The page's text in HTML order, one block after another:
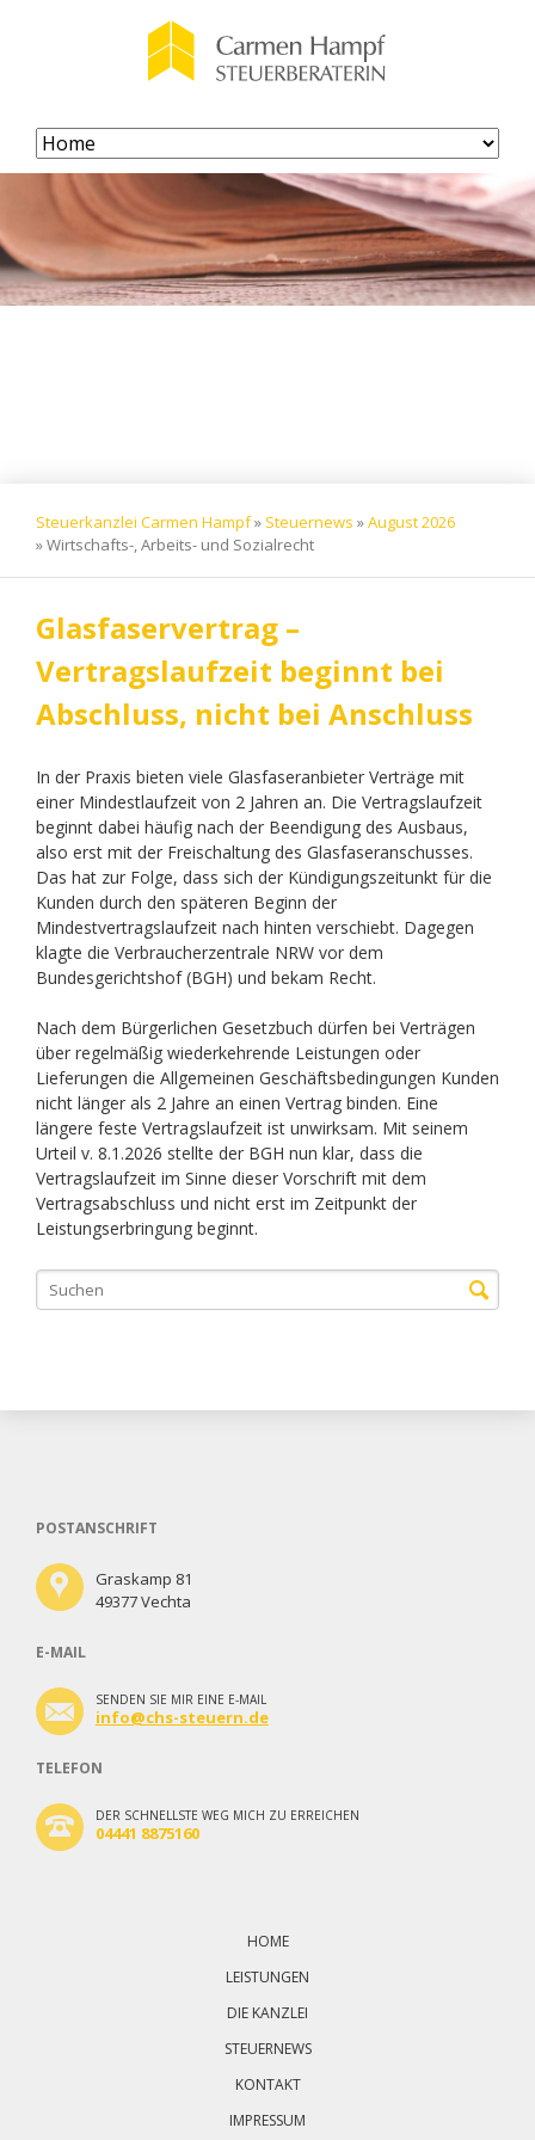
Navigation
überspringen
Steuerkanzlei Carmen Hampf» Steuernews »August 2026
»Wirtschafts-, Arbeits- und Sozialrecht
Glasfaservertrag –
Vertragslaufzeit beginnt bei
Abschluss, nicht bei Anschluss
In der Praxis bieten viele Glasfaseranbieter Verträge mit
einer Mindestlaufzeit von 2 Jahren an. Die Vertragslaufzeit
beginnt dabei häufig nach der Beendigung des Ausbaus,
also erst mit der Freischaltung des Glasfaseranschusses.
Das hat zur Folge, dass sich der Kündigungszeitunkt für die
Kunden durch den späteren Beginn der
Mindestvertragslaufzeit nach hinten verschiebt. Dagegen
klagte die Verbraucherzentrale NRW vor dem
Bundesgerichtshof (BGH) und bekam Recht.
Nach dem Bürgerlichen Gesetzbuch dürfen bei Verträgen
über regelmäßig wiederkehrende Leistungen oder
Lieferungen die Allgemeinen Geschäftsbedingungen Kunden
nicht länger als 2 Jahre an einen Vertrag binden. Eine
längere feste Vertragslaufzeit ist unwirksam. Mit seinem
Urteil v. 8.1.2026 stellte der BGH nun klar, dass die
Vertragslaufzeit im Sinne dieser Vorschrift mit dem
Vertragsabschluss und nicht erst im Zeitpunkt der
Leistungserbringung beginnt.
POSTANSCHRIFT
Graskamp 81
49377 Vechta
E-MAIL
SENDEN SIE MIR EINE E-MAIL
info@chs-steuern.de
TELEFON
DER SCHNELLSTE WEG MICH ZU ERREICHEN
04441 8875160
HOME
LEISTUNGEN
DIE KANZLEI
STEUERNEWS
KONTAKT
IMPRESSUM